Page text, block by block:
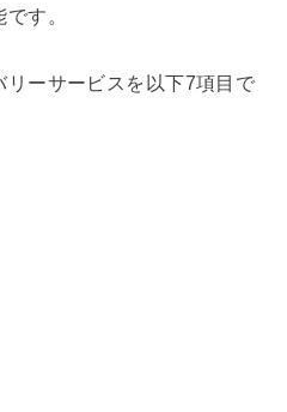
す。
ーサービスを以下7項目で